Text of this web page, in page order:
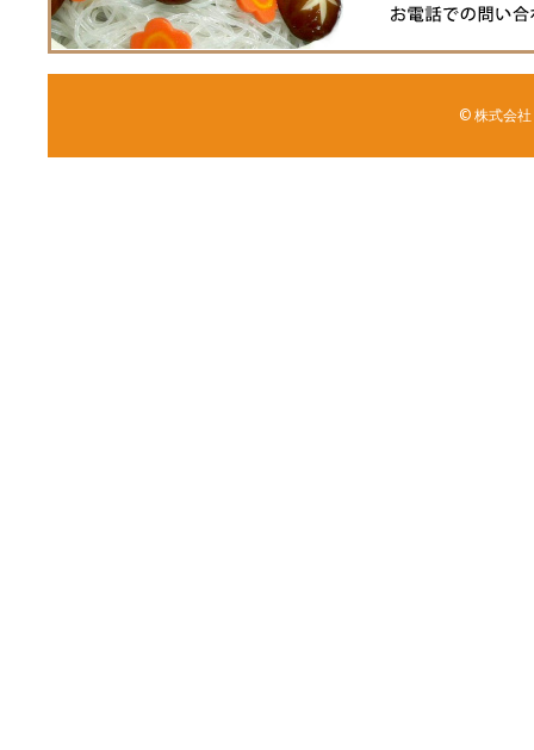
© 株式会